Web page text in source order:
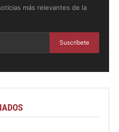
más relevantes de la
Suscríbete